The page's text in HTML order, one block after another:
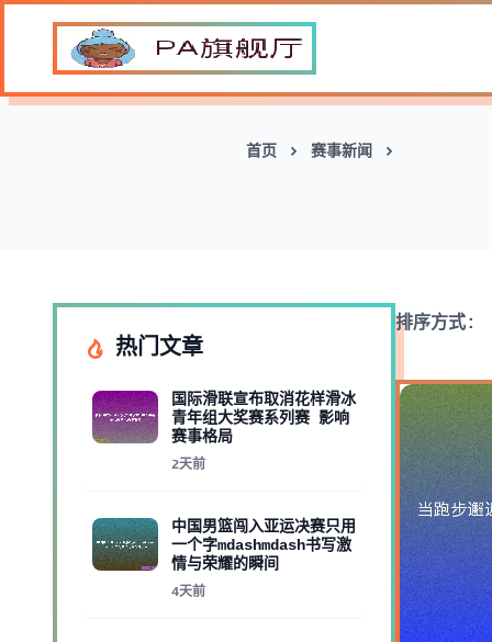
首页 赛事新闻
热门文章
国际滑联宣布取消花样滑冰
青年组大奖赛系列赛 影响
赛事格局
2天前
中国男篮闯入亚运决赛只用
一个字mdashmdash书写激
情与荣耀的瞬间
4天前
排序方式: